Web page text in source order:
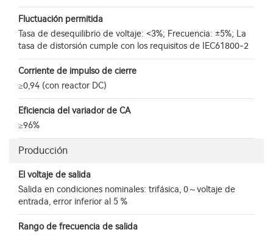
Fluctuación permitida
Tasa de desequilibrio de voltaje: <3%; Frecuencia: ±5%; La
tasa de distorsión cumple con los requisitos de IEC61800-2
Corriente de impulso de cierre
≥0,94 (con reactor DC)
Eficiencia del variador de CA
≥96%
Producción
El voltaje de salida
Salida en condiciones nominales: trifásica, 0～voltaje de
entrada, error inferior al 5 %
Rango de frecuencia de salida